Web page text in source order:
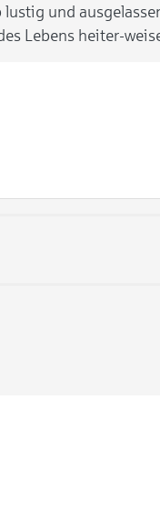
lustig und
Lebens heiter-